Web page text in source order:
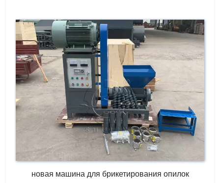
новая машина для брикетирования опилок